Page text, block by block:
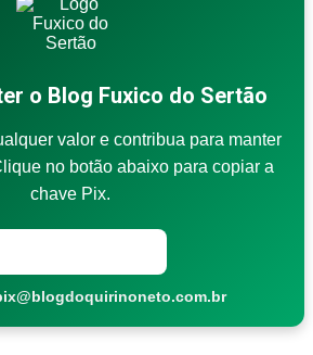
o Blog Fuxico do Sertão
valor e contribua para manter
no botão abaixo para copiar a
chave Pix.